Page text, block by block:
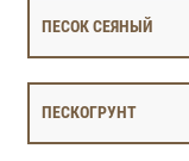
ПЕСОК СЕЯНЫЙ
ПЕСКОГРУНТ